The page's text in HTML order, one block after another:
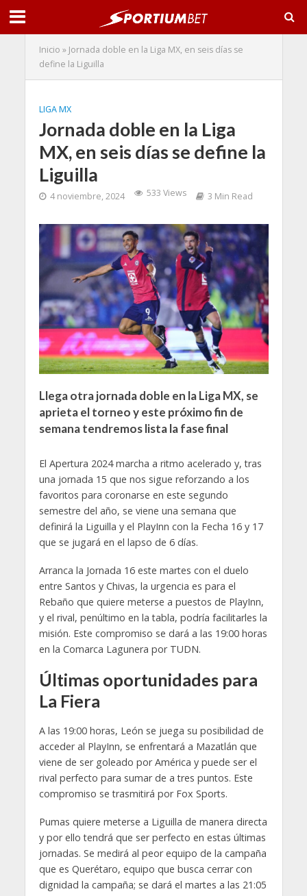
Inicio » Jornada doble en la Liga MX, en seis días se
define la Liguilla
LIGA MX
Jornada doble en la Liga
MX, en seis días se define la
Liguilla
4 noviembre, 2024 533 Views 3 Min Read
Llega otra jornada doble en la Liga MX, se
aprieta el torneo y este próximo fin de
semana tendremos lista la fase final
El Apertura 2024 marcha a ritmo acelerado y, tras
una jornada 15 que nos sigue reforzando a los
favoritos para coronarse en este segundo
semestre del año, se viene una semana que
definirá la Liguilla y el PlayInn con la Fecha 16 y 17
que se jugará en el lapso de 6 días.
Arranca la Jornada 16 este martes con el duelo
entre Santos y Chivas, la urgencia es para el
Rebaño que quiere meterse a puestos de PlayInn,
y el rival, penúltimo en la tabla, podría facilitarles la
misión. Este compromiso se dará a las 19:00 horas
en la Comarca Lagunera por TUDN.
Últimas oportunidades para
La Fiera
A las 19:00 horas, León se juega su posibilidad de
acceder al PlayInn, se enfrentará a Mazatlán que
viene de ser goleado por América y puede ser el
rival perfecto para sumar de a tres puntos. Este
compromiso se trasmitirá por Fox Sports.
Pumas quiere meterse a Liguilla de manera directa
y por ello tendrá que ser perfecto en estas últimas
jornadas. Se medirá al peor equipo de la campaña
que es Querétaro, equipo que busca cerrar con
dignidad la campaña; se dará el martes a las 21:05